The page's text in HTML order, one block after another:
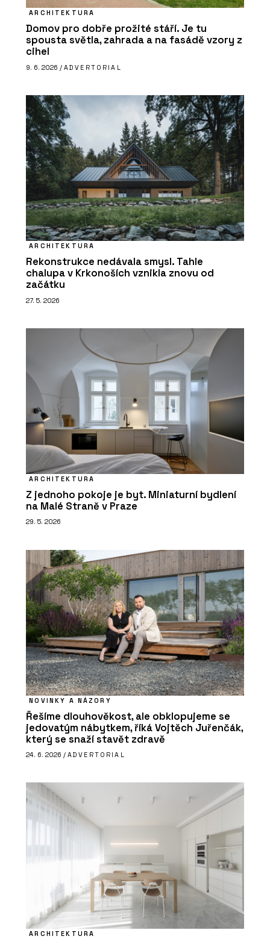
ARCHITEKTURA
Domov pro dobře prožité stáří. Je tu
spousta světla, zahrada a na fasádě vzory z
cihel
9. 6. 2026 / ADVERTORIAL
ARCHITEKTURA
Rekonstrukce nedávala smysl. Tahle
chalupa v Krkonoších vznikla znovu od
začátku
27. 5. 2026
ARCHITEKTURA
Z jednoho pokoje je byt. Miniaturní bydlení
na Malé Straně v Praze
29. 5. 2026
NOVINKY A NÁZORY
Řešíme dlouhověkost, ale obklopujeme se
jedovatým nábytkem, říká Vojtěch Juřenčák,
který se snaží stavět zdravě
24. 6. 2026 / ADVERTORIAL
ARCHITEKTURA